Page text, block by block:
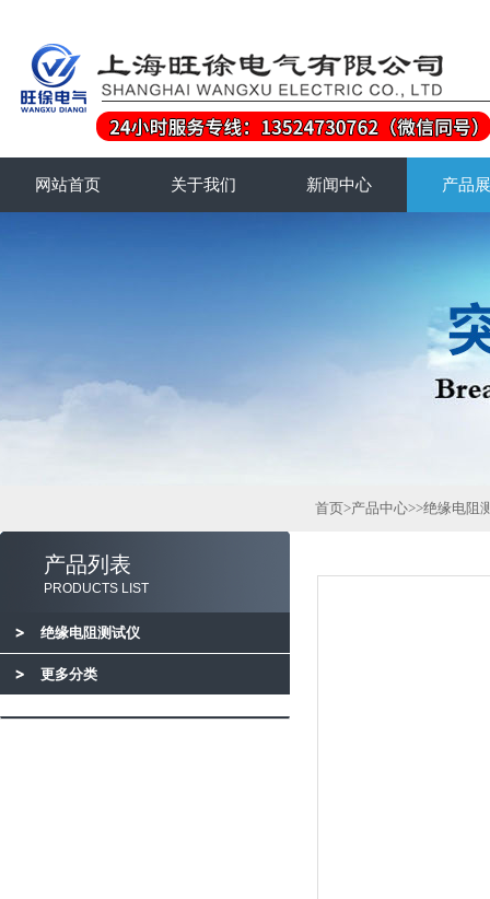
网站首页 关于我们 新闻中心 产品
产品列表
PRODUCTS LIST
绝缘电阻测试仪
更多分类
首页>产品中心>>绝缘电阻